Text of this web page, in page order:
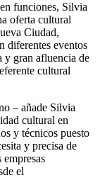
funciones, Silvia
oferta cultural
Ciudad,
diferentes eventos
y gran afluencia de
cultural
– añade Silvia
cultural en
y técnicos puesto
y precisa de
empresas
el